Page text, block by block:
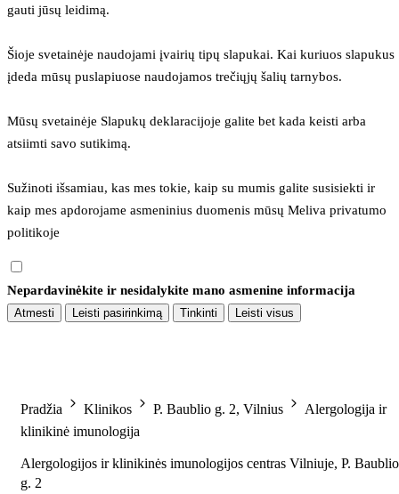
gauti jūsų leidimą.
Šioje svetainėje naudojami įvairių tipų slapukai. Kai kuriuos slapukus
įdeda mūsų puslapiuose naudojamos trečiųjų šalių tarnybos.
Mūsų svetainėje Slapukų deklaracijoje galite bet kada keisti arba
atsiimti savo sutikimą.
Sužinoti išsamiau, kas mes tokie, kaip su mumis galite susisiekti ir
kaip mes apdorojame asmeninius duomenis mūsų Meliva privatumo
politikoje
Nepardavinėkite ir nesidalykite mano asmenine informacija
Atmesti Leisti pasirinkimą Tinkinti Leisti visus
Pradžia Klinikos P. Baublio g. 2, Vilnius
Alergologija ir
klinikinė imunologija
Alergologijos ir klinikinės imunologijos centras Vilniuje, P. Baublio
g. 2